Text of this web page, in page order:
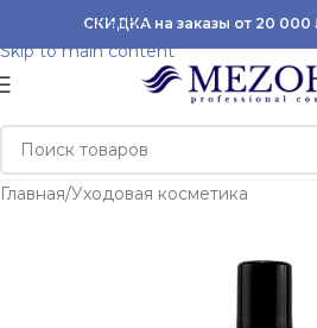
Skip to navigation
Skip to main content
СКИДКА на заказы от 20 000
Главная/Уходовая косметика